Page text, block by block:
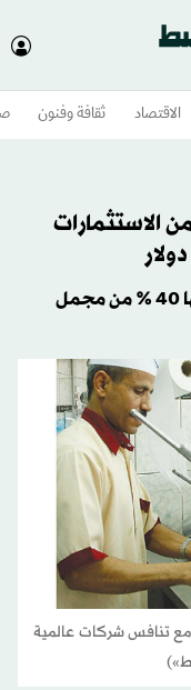
الاقتصاد ثقافة وفنون
تسيطر على 38.5 % من الاستثمارات
خبير: مطاعم الوجبات السريعة حصتها 40 % من مجمل
تنافس شركات عالمية